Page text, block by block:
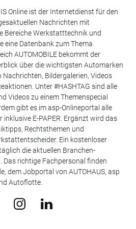
Online ist der Internetdienst für den
Nachrichten mit
Bereiche Werkstatttechnik und
eine Datenbank zum Thema
AUTOMOBILE bekommt der
über die wichtigsten Automarken
Bildergalerien, Videos
Unter #HASHTAG sind alle
Videos zu einem Themenspecial
gibt es im asp-Onlineportal alle
E-PAPER. Ergänzt wird das
Rechtsthemen und
Ein kostenloser
die aktuellen Branchen-
Das richtige Fachpersonal finden
dem Jobportal von AUTOHAUS, asp
Autoflotte.